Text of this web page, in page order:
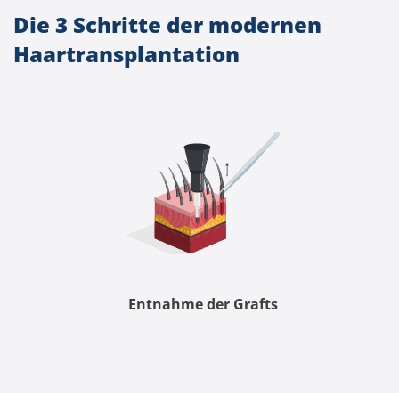
Die 3 Schritte der modernen
Haartransplantation
Entnahme der Grafts